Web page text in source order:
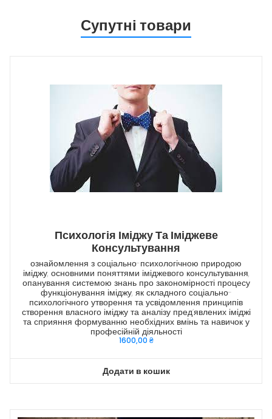
Супутні товари
Психологія Іміджу Та Іміджеве
Консультування
ознайомлення з соціально-психологічною природою
іміджу, основними поняттями іміджевого консультування,
опанування системою знань про закономірності процесу
функціонування іміджу, як складного соціально-
психологічного утворення та усвідомлення принципів
створення власного іміджу та аналізу пред’явлених іміджі
та сприяння формуванню необхідних вмінь та навичок у
професійній діяльності
1600,00 ₴
Додати в кошик